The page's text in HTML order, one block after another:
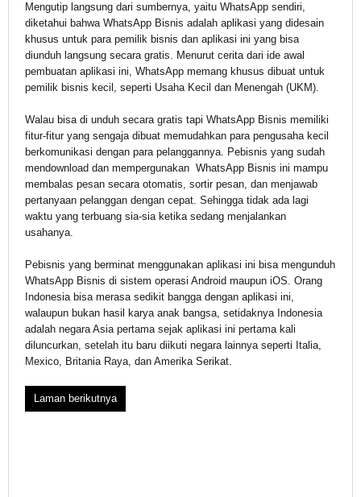
Mengutip langsung dari sumbernya, yaitu WhatsApp sendiri,
diketahui bahwa WhatsApp Bisnis adalah aplikasi yang didesain
khusus untuk para pemilik bisnis dan aplikasi ini yang bisa
diunduh langsung secara gratis. Menurut cerita dari ide awal
pembuatan aplikasi ini, WhatsApp memang khusus dibuat untuk
pemilik bisnis kecil, seperti Usaha Kecil dan Menengah (UKM).
Walau bisa di unduh secara gratis tapi WhatsApp Bisnis memiliki
fitur-fitur yang sengaja dibuat memudahkan para pengusaha kecil
berkomunikasi dengan para pelanggannya. Pebisnis yang sudah
mendownload dan mempergunakan WhatsApp Bisnis ini mampu
membalas pesan secara otomatis, sortir pesan, dan menjawab
pertanyaan pelanggan dengan cepat. Sehingga tidak ada lagi
waktu yang terbuang sia-sia ketika sedang menjalankan
usahanya.
Pebisnis yang berminat menggunakan aplikasi ini bisa mengunduh
WhatsApp Bisnis di sistem operasi Android maupun iOS. Orang
Indonesia bisa merasa sedikit bangga dengan aplikasi ini,
walaupun bukan hasil karya anak bangsa, setidaknya Indonesia
adalah negara Asia pertama sejak aplikasi ini pertama kali
diluncurkan, setelah itu baru diikuti negara lainnya seperti Italia,
Mexico, Britania Raya, dan Amerika Serikat.
Laman berikutnya